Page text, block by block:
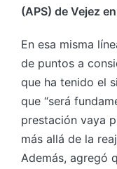
(APS) de Vejez
En esa misma
de puntos a
que ha tenido el
que “será
prestación vaya
más allá de la
Además, agregó